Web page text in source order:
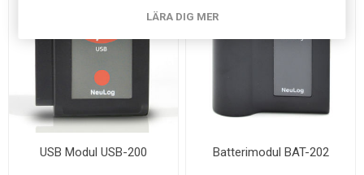
USB Modul USB-200 Batterimodul BAT-202
LÄRA DIG MER